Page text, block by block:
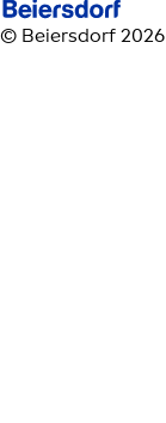
© Beiersdorf 2026